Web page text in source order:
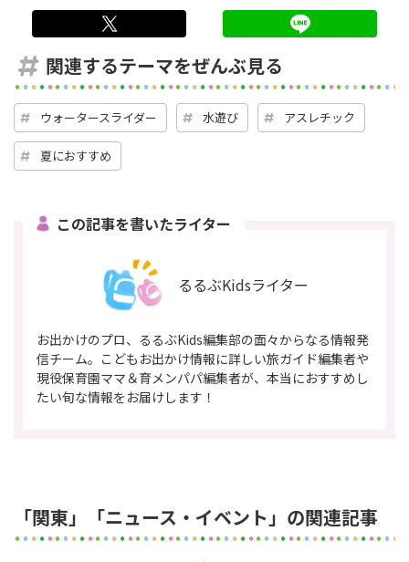
関連するテーマをぜんぶ見る
ウォータースライダー 水遊び アスレチック
夏におすすめ
この記事を書いたライター
るるぶKidsライター
お出かけのプロ、るるぶKids編集部の面々からなる情報発
信チーム。こどもお出かけ情報に詳しい旅ガイド編集者や
現役保育園ママ＆育メンパパ編集者が、本当におすすめし
たい旬な情報をお届けします！
「関東」「ニュース・イベント」の関連記事